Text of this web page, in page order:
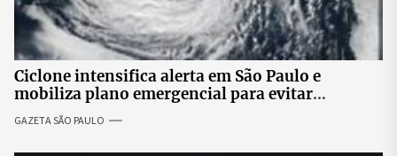
Ciclone intensifica alerta em São Paulo e
mobiliza plano emergencial para evitar
impactos no fornecimento de energia
GAZETA SÃO PAULO